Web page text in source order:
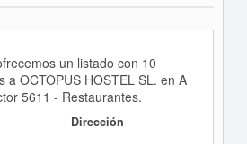
un listado con 10
a OCTOPUS HOSTEL SL. en A
5611 - Restaurantes.
Dirección